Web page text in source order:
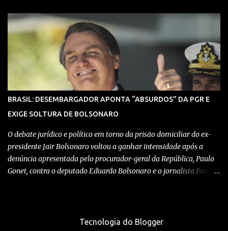
confrontos com grupos rivais e com as próprias forças de
segurança. Confira detalhes no vídeo: Clique aqui para ter acesso
ao livro O Brasil e a pandemia de absurdos, escrito por juristas,
economistas, jornalistas e profissionais da saúde conservadores
sobre os absurdos praticados durante a pandemia de Covid-19,
como tiranias, campanhas anticientíficas, atos de corrupção,
inconstitucionalidades por notáveis autoridades, fraudes e muito
perseguidos por políticos e seus assessores nos grupos de
WhatsApp! Garanta acesso ao nosso conteúdo clicando aqui , para
entrar no ...
BRASIL: DESEMBARGADOR APONTA “ABSURDOS” DA PGR E
EXIGE SOLTURA DE BOLSONARO
O debate jurídico e político em torno da prisão domiciliar do ex-
presidente Jair Bolsonaro voltou a ganhar intensidade após a
denúncia apresentada pelo procurador-geral da República, Paulo
Gonet, contra o deputado Eduardo Bolsonaro e o jornalista Paulo
não foi incluído nessa denúncia, o que tem gerado
Tecnologia do Blogger